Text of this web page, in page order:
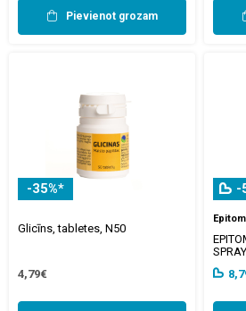
Pievienot grozam
-35%*
Glicīns, tabletes, N50
4,79€
-